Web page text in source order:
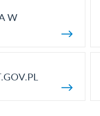
W